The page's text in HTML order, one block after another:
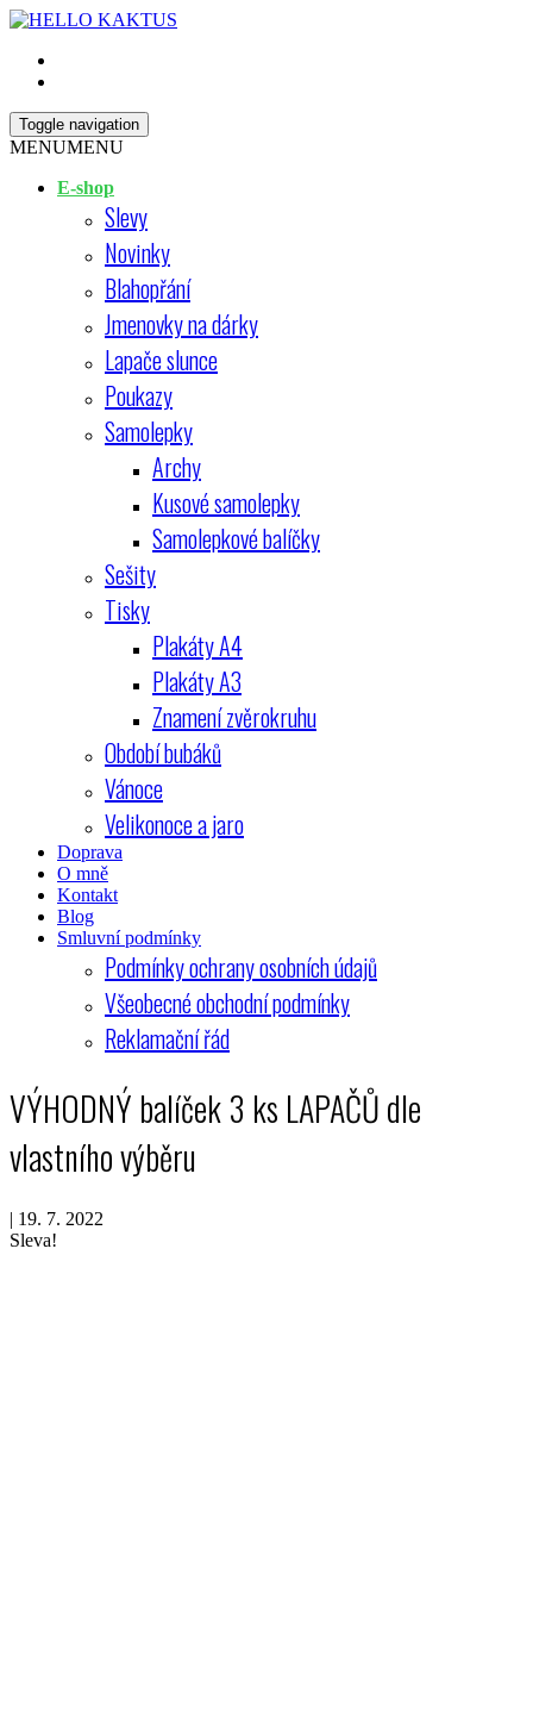
Skip
content
Open
HELLO KAKTUS
Toggle navigation
MENUMENU
E-shop
Slevy
Novinky
Blahopřání
Jmenovky na dárky
Lapače slunce
Poukazy
Samolepky
Archy
Kusové samolepky
Samolepkové balíčky
Sešity
Tisky
Plakáty A4
Plakáty A3
Znamení zvěrokruhu
Období bubáků
Vánoce
Velikonoce a jaro
Doprava
O mně
Kontakt
Blog
Smluvní podmínky
Podmínky ochrany osobních údajů
Všeobecné obchodní podmínky
Reklamační řád
VÝHODNÝ balíček 3 ks LAPAČŮ dle
vlastního výběru
19. 7. 2022
Sleva!